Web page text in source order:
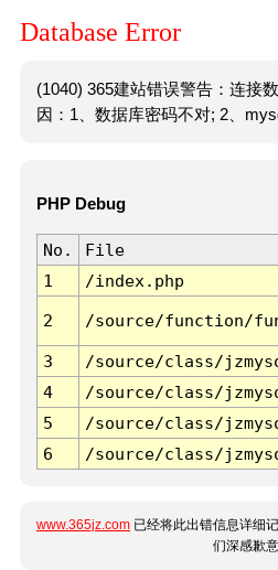
Database Error
(1040) 365建站错误警告：连接
因：1、数据库密码不对; 2、
PHP Debug
No. File
1
/index.php
2 /source/function/
3 /source/class/
4
/source/class/
5
/source/class/
6
/source/class/
www.365jz.com 已经将此出错信息详细
们深感歉